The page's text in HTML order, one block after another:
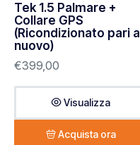
Tek 1.5 Palmare +
Collare GPS
(Ricondizionato pari al
nuovo)
€399,00
Visualizza
Acquista ora